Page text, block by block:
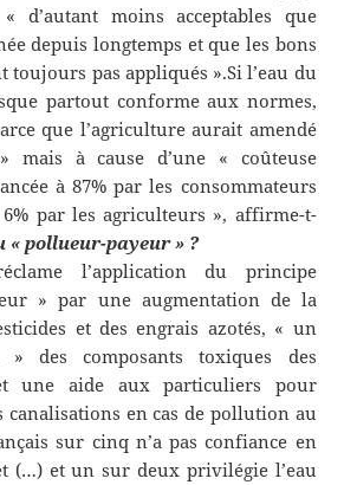
d’autant moins acceptables que
depuis longtemps et que les bons
toujours pas appliqués ».Si l’eau du
partout conforme aux normes,
que l’agriculture aurait amendé
mais à cause d’une « coûteuse
à 87% par les consommateurs
par les agriculteurs », affirme-t-
« pollueur-payeur » ?
l’application du principe
» par une augmentation de la
et des engrais azotés, « un
des composants toxiques des
une aide aux particuliers pour
canalisations en cas de pollution au
sur cinq n’a pas confiance en
(…) et un sur deux privilégie l’eau